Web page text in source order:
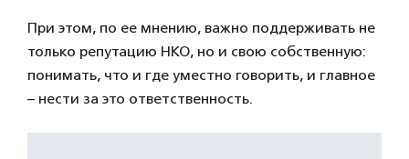
При этом, по ее мнению, важно поддерживать не
только репутацию НКО, но и свою собственную:
понимать, что и где уместно говорить, и главное
– нести за это ответственность.